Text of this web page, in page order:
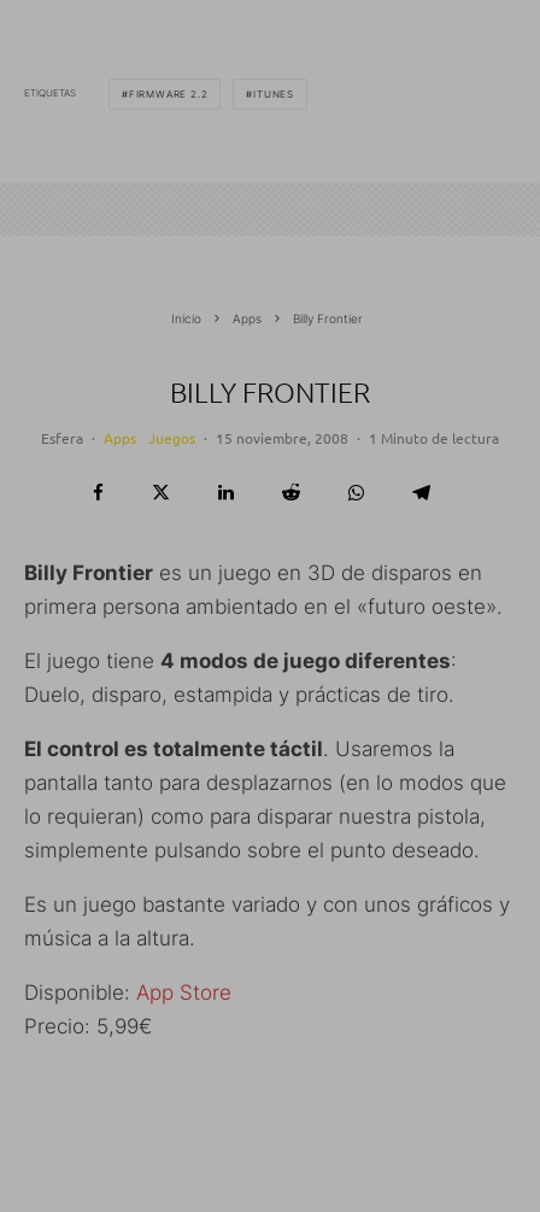
ETIQUETAS FIRMWARE 2.2 ITUNES
Inicio Apps Billy Frontier
BILLY FRONTIER
Esfera · Apps Juegos · 15 noviembre, 2008 · 1 Minuto de lectura
Billy Frontier es un juego en 3D de disparos en
primera persona ambientado en el «futuro oeste».
El juego tiene 4 modos de juego diferentes:
Duelo, disparo, estampida y prácticas de tiro.
El control es totalmente táctil. Usaremos la
pantalla tanto para desplazarnos (en lo modos que
lo requieran) como para disparar nuestra pistola,
simplemente pulsando sobre el punto deseado.
Es un juego bastante variado y con unos gráficos y
música a la altura.
Disponible: App Store
Precio: 5,99€